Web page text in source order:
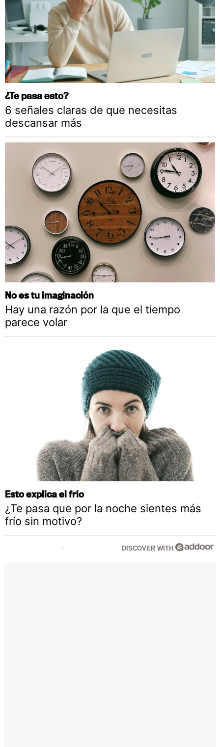
¿Te pasa esto?
6 señales claras de que necesitas
descansar más
No es tu imaginación
Hay una razón por la que el tiempo
parece volar
Esto explica el frío
¿Te pasa que por la noche sientes más
frío sin motivo?
DISCOVER WITH